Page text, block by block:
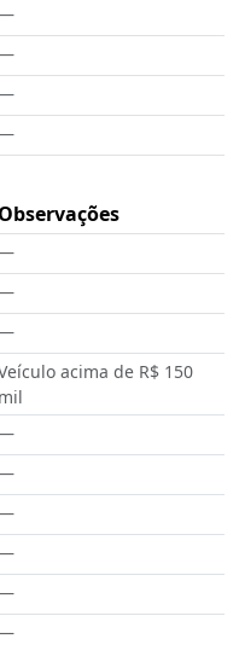
Observações
acima de R$ 150
mil